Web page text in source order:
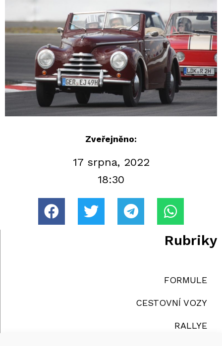
Zveřejněno:
17 srpna, 2022
18:30
Rubriky
FORMULE
CESTOVNÍ VOZY
RALLYE